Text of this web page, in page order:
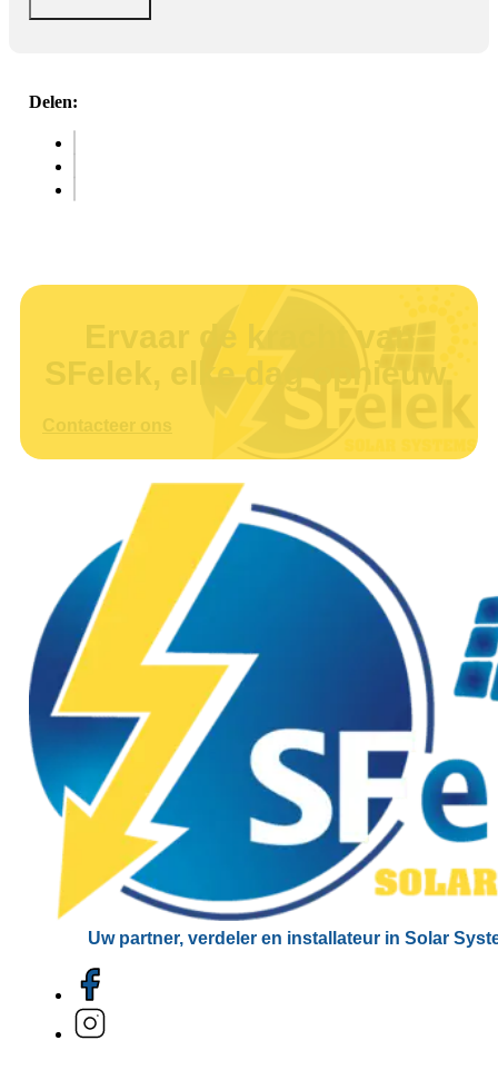
Delen:
Ervaar de kracht van
SFelek, elke dag opnieuw.
Contacteer ons
Uw partner, verdeler en installateur in Solar